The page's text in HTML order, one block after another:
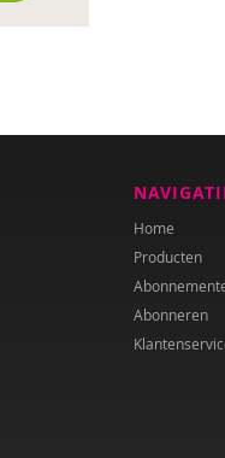
Home
Producten
Abonneren